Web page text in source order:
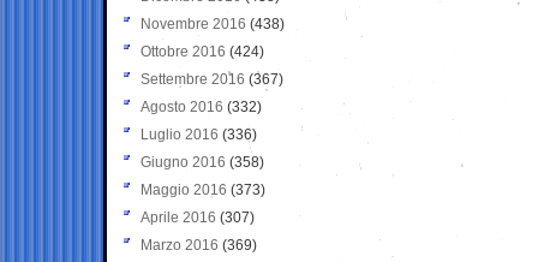
Novembre 2016 (438)
Ottobre 2016 (424)
Settembre 2016 (367)
Agosto 2016 (332)
Luglio 2016 (336)
Giugno 2016 (358)
Maggio 2016 (373)
Aprile 2016 (307)
Marzo 2016 (369)